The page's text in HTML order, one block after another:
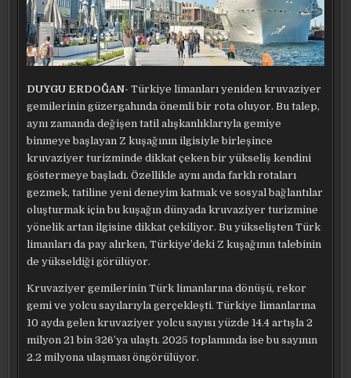
DUYGU ERDOĞAN- Türkiye limanları yeniden kruvaziyer
gemilerinin güzergahında önemli bir rota oluyor. Bu talep,
aynı zamanda değişen tatil alışkanlıklarıyla gemiye
binmeye başlayan Z kuşağının ilgisiyle birleşince
kruvaziyer turizminde dikkat çeken bir yükseliş kendini
göstermeye başladı. Özellikle aynı anda farklı rotaları
gezmek, tatiline yeni deneyim katmak ve sosyal bağlantılar
oluşturmak için bu kuşağın dünyada kruvaziyer turizmine
yönelik artan ilgisine dikkat çekiliyor. Bu yükselişten Türk
limanları da pay alırken, Türkiye’deki Z kuşağının talebinin
de yükseldiği görülüyor.
Kruvaziyer gemilerinin Türk limanlarına dönüşü, rekor
gemi ve yolcu sayılarıyla gerçekleşti. Türkiye limanlarına
10 ayda gelen kruvaziyer yolcu sayısı yüzde 14.4 artışla 2
milyon 21 bin 326’ya ulaştı. 2025 toplamında ise bu sayının
2.2 milyona ulaşması öngörülüyor.